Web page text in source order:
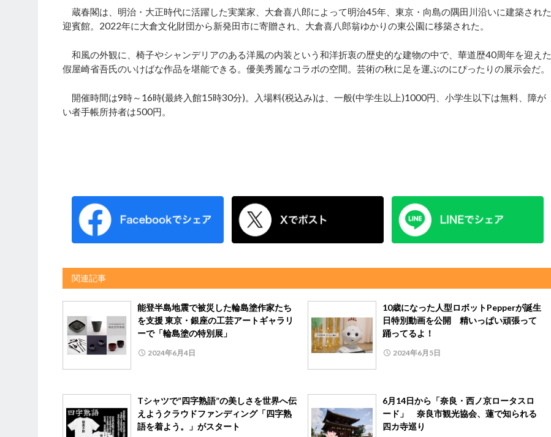
蔵春閣は、明治・大正時代に活躍した実業家、大倉喜八郎によって明治45年、東京・向島の隅田川沿いに建築された
迎賓館。2022年に大倉文化財団から新発田市に寄贈され、大倉喜八郎翁ゆかりの東公園に移築された。
和風の外観に、椅子やシャンデリアのある洋風の内装という和洋折衷の歴史的な建物の中で、華道歴40周年を迎えた
假屋崎省吾氏のいけばな作品を堪能できる。優美秀麗なコラボの空間。芸術の秋に足を運ぶのにぴったりの展示会だ。
開催時間は9時～16時(最終入館15時30分)。入場料(税込み)は、一般(中学生以上)1000円、小学生以下は無料、障が
い者手帳所持者は500円。
関連記事
能登半島地震で被災した輪島塗作家たち
を支援 東京・銀座の工芸アートギャラリ
ーで「輪島塗の特別展」
2024年6月4日
10歳になった人型ロボットPepperが誕生
日特別動画を公開 精いっぱい頑張って
踊ってるよ！
2024年6月5日
Tシャツで“四字熟語”の美しさを世界へ伝
えようクラウドファンディング「四字熟
語を着よう。」がスタート
6月14日から「奈良・西ノ京ロータスロ
ード」 奈良市観光協会、蓮で知られる
四カ寺巡り